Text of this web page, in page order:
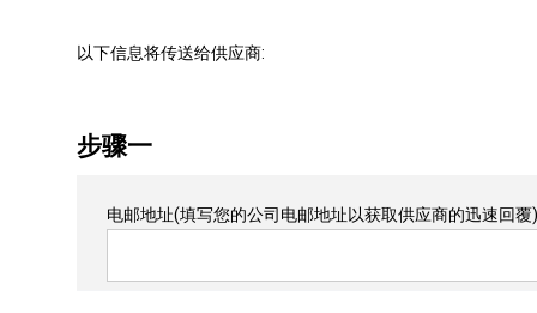
以下信息将传送给供应商:
步骤一
电邮地址(填写您的公司电邮地址以获取供应商的迅速回覆)